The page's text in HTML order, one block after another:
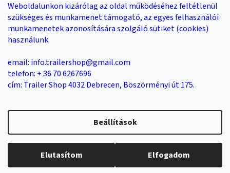
Weboldalunkon kizárólag az oldal működéséhez feltétlenül
szükséges és munkamenet támogató, az egyes felhasználói
munkamenetek azonosítására szolgáló sütiket (cookies)
használunk.
email: info.trailershop@gmail.com
telefon: + 36 70 6267696
cím: Trailer Shop 4032 Debrecen, Böszörményi út 175.
Beállítások
Elutasítom Elfogadom
KERESÉS
Copyright 2026Trailer Shop utánfutó értékesítés. Minden jog
fenntartva.
Süti beállítások szerkesztése